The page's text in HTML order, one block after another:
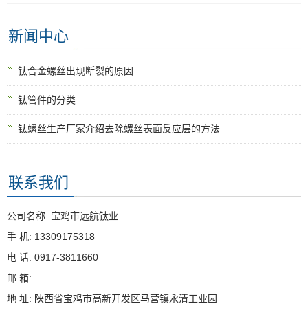
新闻中心
钛合金螺丝出现断裂的原因
钛管件的分类
钛螺丝生产厂家介绍去除螺丝表面反应层的方法
联系我们
公司名称: 宝鸡市远航钛业
手 机: 13309175318
电 话: 0917-3811660
邮 箱:
地 址: 陕西省宝鸡市高新开发区马营镇永清工业园